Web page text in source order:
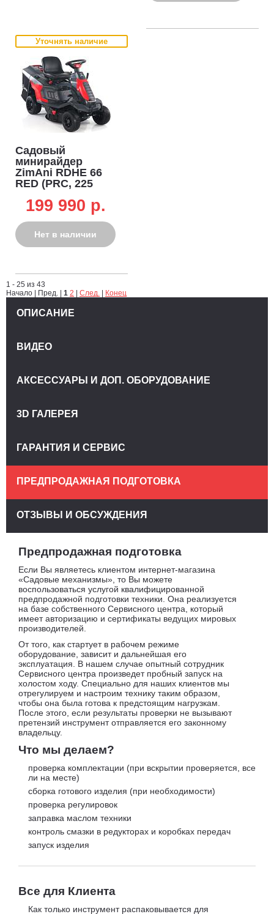
Уточнять наличие
Садовый
минирайдер
ZimAni RDHE 66
RED (PRC, 225
гидростатика,
травосборник 150
л, ширина
кошения 66 см,
199 990 p.
Нет в наличии
1 - 25 из 43
Начало | Пред. | 1 2 | След. | Конец
Предпродажная подготовка
Если Вы являетесь клиентом интернет-магазина
«Садовые механизмы», то Вы можете
воспользоваться услугой квалифицированной
предпродажной подготовки техники. Она реализуется
на базе собственного Сервисного центра, который
имеет авторизацию и сертификаты ведущих мировых
производителей.
От того, как стартует в рабочем режиме
оборудование, зависит и дальнейшая его
эксплуатация. В нашем случае опытный сотрудник
Сервисного центра произведет пробный запуск на
холостом ходу. Специально для наших клиентов мы
отрегулируем и настроим технику таким образом,
чтобы она была готова к предстоящим нагрузкам.
После этого, если результаты проверки не вызывают
претензий инструмент отправляется его законному
владельцу.
Что мы делаем?
проверка комплектации (при вскрытии проверяется, все
ли на месте)
сборка готового изделия (при необходимости)
проверка регулировок
заправка маслом техники
контроль смазки в редукторах и коробках передач
запуск изделия
Все для Клиента
Как только инструмент распаковывается для
ОПИСАНИЕ
ВИДЕО
АКСЕССУАРЫ И ДОП. ОБОРУДОВАНИЕ
3D ГАЛЕРЕЯ
ГАРАНТИЯ И СЕРВИС
ПРЕДПРОДАЖНАЯ ПОДГОТОВКА
ОТЗЫВЫ И ОБСУЖДЕНИЯ